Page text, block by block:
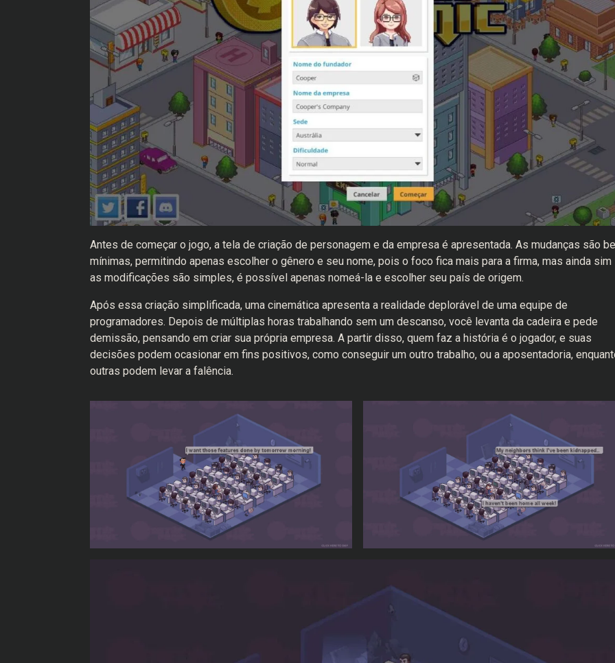
Antes de começar o jogo, a tela de criação de personagem e da empresa é apresentada. As mudanças são
mínimas, permitindo apenas escolher o gênero e seu nome, pois o foco fica mais para a firma, mas ainda sim
as modificações são simples, é possível apenas nomeá-la e escolher seu país de origem.
Após essa criação simplificada, uma cinemática apresenta a realidade deplorável de uma equipe de
programadores. Depois de múltiplas horas trabalhando sem um descanso, você levanta da cadeira e pede
demissão, pensando em criar sua própria empresa. A partir disso, quem faz a história é o jogador, e suas
decisões podem ocasionar em fins positivos, como conseguir um outro trabalho, ou a aposentadoria,
outras podem levar a falência.